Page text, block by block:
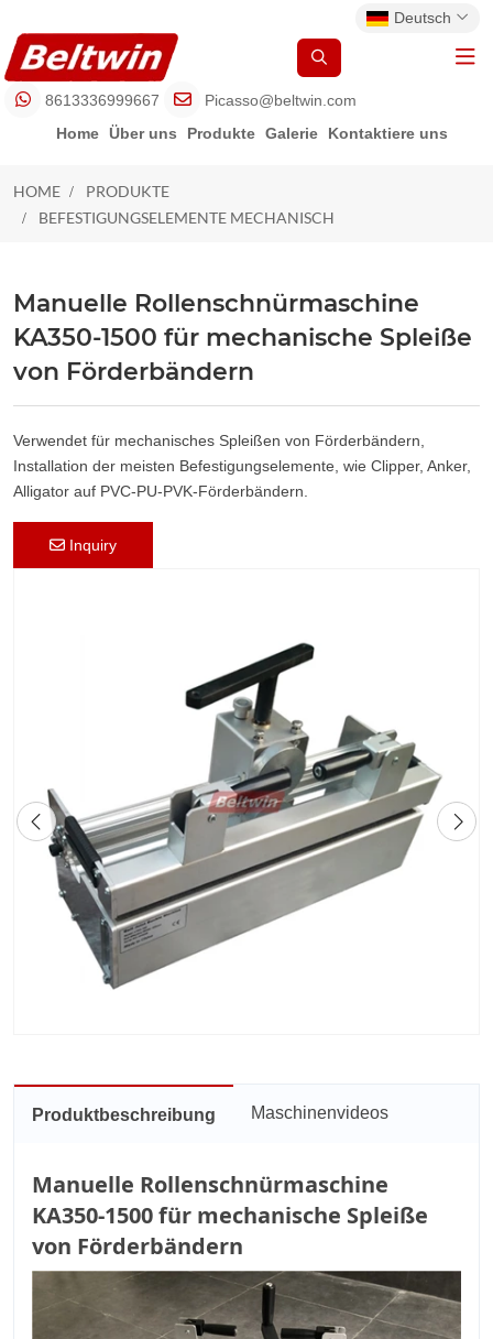
Deutsch
8613336999667
Picasso@beltwin.com
Home Über uns Produkte Galerie Kontaktiere uns
MECHANISCH
HOME
PRODUKTE
BEFESTIGUNGSELEMENTE MECHANISCH
Manuelle Rollenschnürmaschine
KA350-1500 für mechanische Spleiße
von Förderbändern
Verwendet für mechanisches Spleißen von Förderbändern,
Installation der meisten Befestigungselemente, wie Clipper, Anker,
Alligator auf PVC-PU-PVK-Förderbändern.
Inquiry
Produktbeschreibung Maschinenvideos
Manuelle Rollenschnürmaschine
KA350-1500 für mechanische Spleiße
von Förderbändern